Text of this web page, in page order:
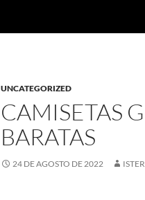
UNCATEGORIZED
CAMISETAS
BARATAS
24 DE AGOSTO DE 2022